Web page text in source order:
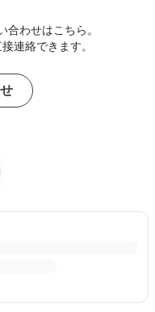
わせはこちら。
連絡できます。